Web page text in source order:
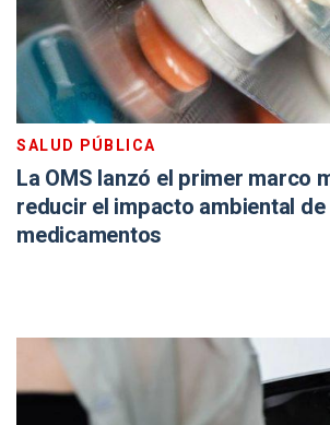
SALUD PÚBLICA
La OMS lanzó el primer marco
reducir el impacto ambiental
medicamentos